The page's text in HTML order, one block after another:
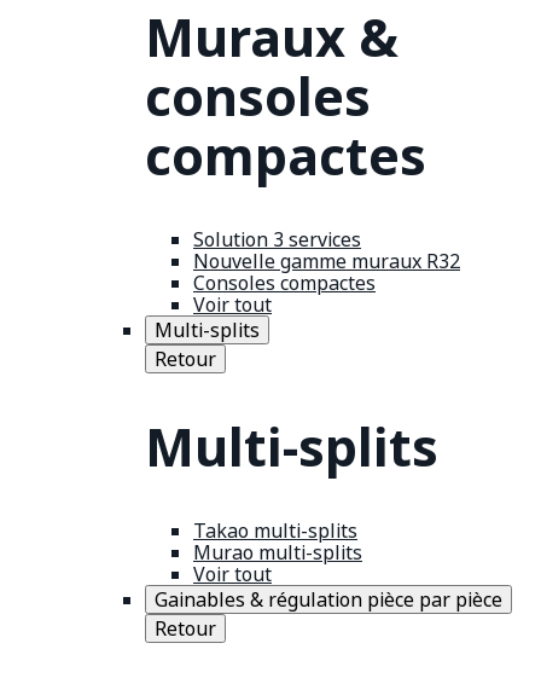
Muraux &
consoles
compactes
Solution 3 services
Nouvelle gamme muraux R32
Consoles compactes
Voir tout
Multi-splits
Retour
Multi-splits
Takao multi-splits
Murao multi-splits
Voir tout
Gainables & régulation pièce par pièce
Retour